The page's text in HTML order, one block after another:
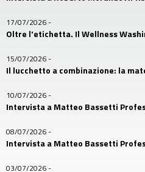
17/07/2026-
Oltre l'etichetta. Il Wellness
15/07/2026-
Il lucchetto a combinazione: la
10/07/2026-
Intervista a Matteo Bassetti
08/07/2026-
Intervista a Matteo Bassetti
03/07/2026-